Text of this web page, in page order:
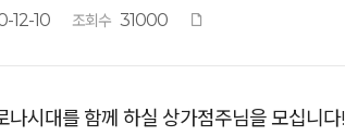
12-10 조회수 31000
나시대를 함께 하실 상가점주님을 모십니다!